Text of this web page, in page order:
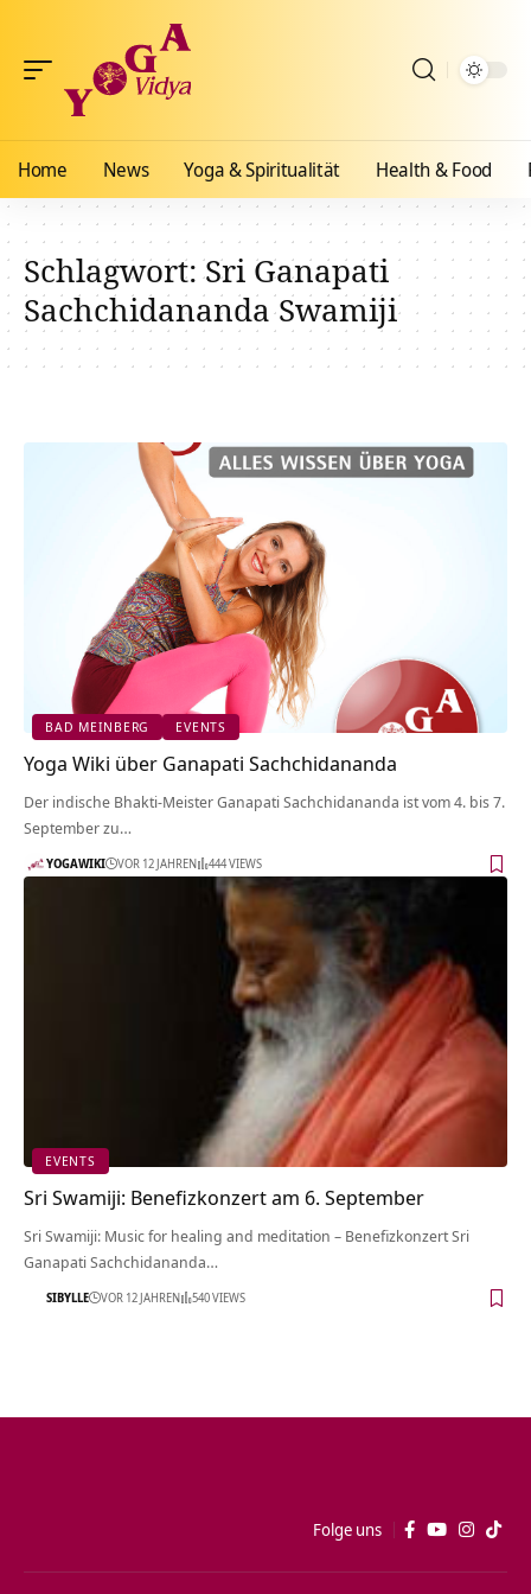
Home News Yoga & Spiritualität Health & Food
Schlagwort:Sri Ganapati
Sachchidananda Swamiji
BAD MEINBERG EVENTS
Yoga Wiki über Ganapati Sachchidananda
Der indische Bhakti-Meister Ganapati Sachchidananda ist vom 4. bis 7.
September zu…
YOGAWIKI VOR 12 JAHREN 444 VIEWS
EVENTS
Sri Swamiji: Benefizkonzert am 6. September
Sri Swamiji: Music for healing and meditation – Benefizkonzert Sri
Ganapati Sachchidananda…
SIBYLLE VOR 12 JAHREN 540 VIEWS
Folge uns